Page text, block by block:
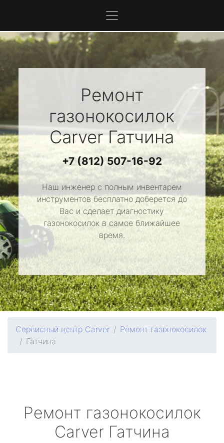
Ремонт
газонокосилок
CarverГатчина
+7 (812) 507-16-92
Наш инженер с полным инвентарем
инструментов бесплатно доберется до
Вас и сделает диагностику
газонокосилок в самое ближайшее
время.
Сервисный центр Carver
Ремонт газонокосилок
Гатчина
Ремонт газонокосилок
Carver Гатчина